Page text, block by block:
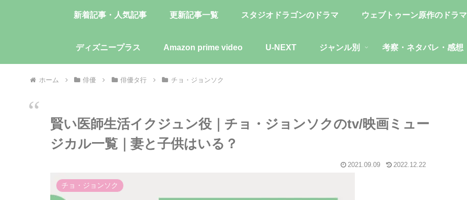
新着記事・人気記事 更新記事一覧 スタジオドラゴンのドラマ ウェブトゥーン原作のドラマ
ディズニープラス Amazon prime video U-NEXT ジャンル別 考察・ネタバレ・感想
ホーム 俳優 俳優タ行 チョ・ジョンソク
賢い医師生活イクジュン役｜チョ・ジョンソクのtv/映画ミュー
ジカル一覧｜妻と子供はいる？
2021.09.09 2022.12.22
チョ・ジョンソク